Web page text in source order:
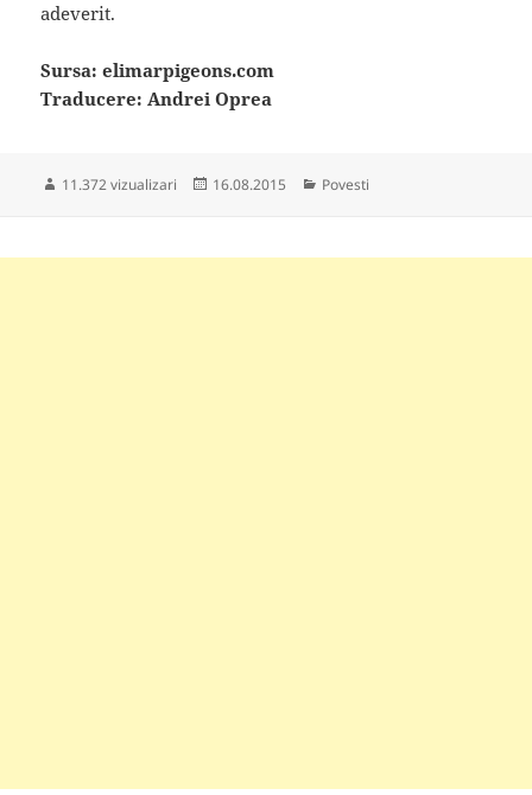
adeverit.
Sursa: elimarpigeons.com
Traducere: Andrei Oprea
11.372 vizualizari
Publicat
16.08.2015 Categorii
Povesti